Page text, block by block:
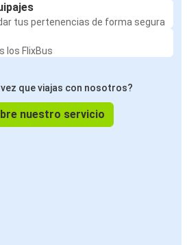
tus pertenencias de forma segura
los FlixBus
que viajas con nosotros?
nuestro servicio